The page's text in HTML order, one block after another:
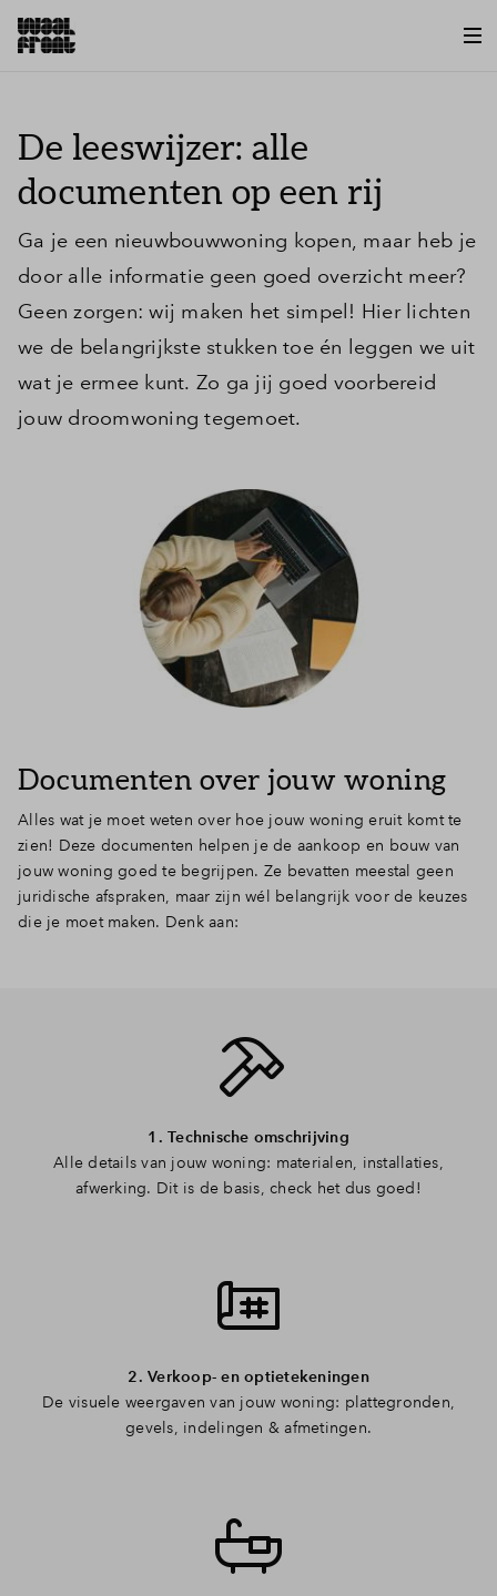
De leeswijzer: alle
documenten op een rij
Ga je een nieuwbouwwoning kopen, maar heb je
door alle informatie geen goed overzicht meer?
Geen zorgen: wij maken het simpel! Hier lichten
we de belangrijkste stukken toe én leggen we uit
wat je ermee kunt. Zo ga jij goed voorbereid
jouw droomwoning tegemoet.
Documenten over jouw woning
Alles wat je moet weten over hoe jouw woning eruit komt te
zien! Deze documenten helpen je de aankoop en bouw van
jouw woning goed te begrijpen. Ze bevatten meestal geen
juridische afspraken, maar zijn wél belangrijk voor de keuzes
die je moet maken. Denk aan:
1. Technische omschrijving
Alle details van jouw woning: materialen, installaties,
afwerking. Dit is de basis, check het dus goed!
2. Verkoop- en optietekeningen
De visuele weergaven van jouw woning: plattegronden,
gevels, indelingen & afmetingen.